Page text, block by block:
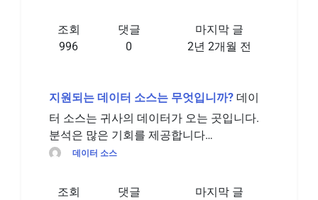
조회
996
댓글
0
마지막 글
2년 2개월 전
지원되는 데이터 소스는 무엇입니까? 데이
터 소스는 귀사의 데이터가 오는 곳입니다.
분석은 많은 기회를 제공합니다…
데이터 소스
조회 댓글 마지막 글